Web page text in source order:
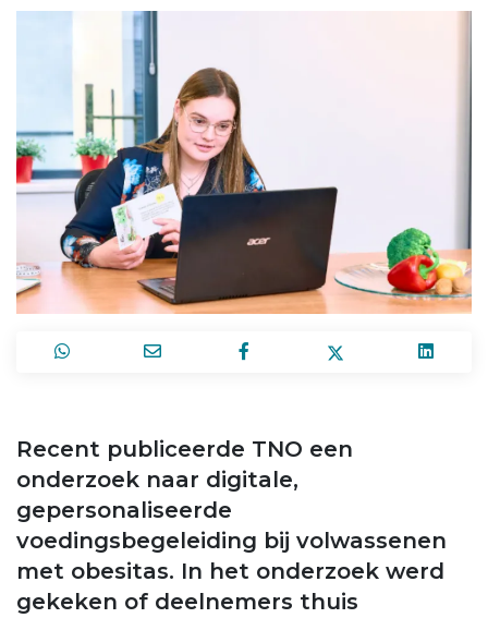
Recent publiceerde TNO een
onderzoek naar digitale,
gepersonaliseerde
voedingsbegeleiding bij volwassenen
met obesitas. In het onderzoek werd
gekeken of deelnemers thuis